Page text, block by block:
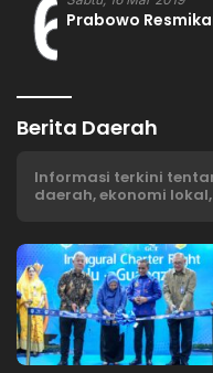
6Prabowo
Berita Daerah
Informasi terkini
daerah, ekonomi